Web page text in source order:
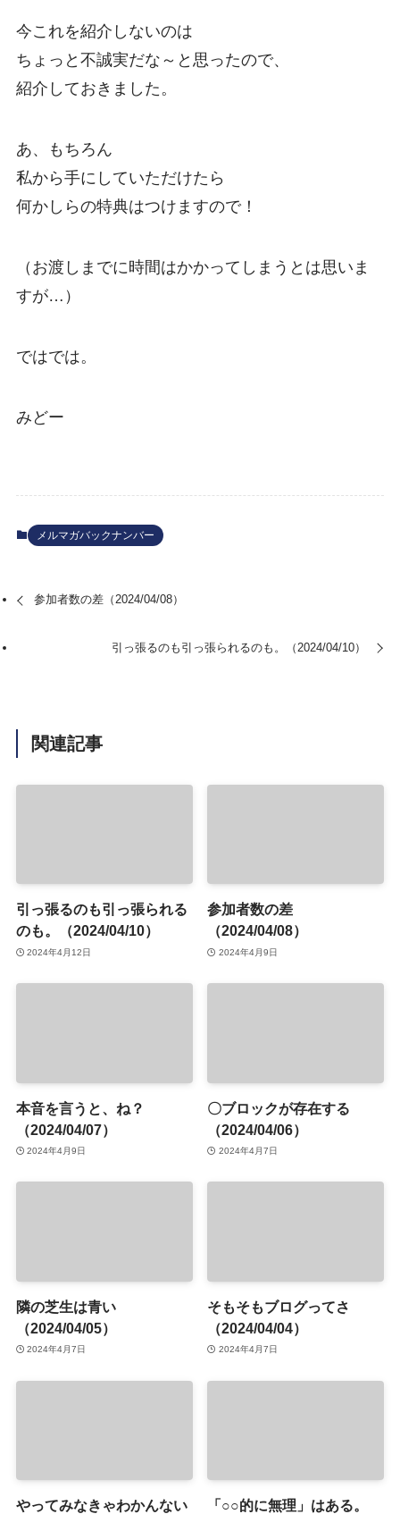
今これを紹介しないのは
ちょっと不誠実だな～と思ったので、
紹介しておきました。
あ、もちろん
私から手にしていただけたら
何かしらの特典はつけますので！
（お渡しまでに時間はかかってしまうとは思いま
すが…）
ではでは。
みどー
メルマガバックナンバー
参加者数の差（2024/04/08）
引っ張るのも引っ張られるのも。（2024/04/10）
関連記事
引っ張るのも引っ張られる
のも。（2024/04/10）
2024年4月12日
参加者数の差
（2024/04/08）
2024年4月9日
本音を言うと、ね？
（2024/04/07）
2024年4月9日
〇ブロックが存在する
（2024/04/06）
2024年4月7日
隣の芝生は青い
（2024/04/05）
2024年4月7日
そもそもブログってさ
（2024/04/04）
2024年4月7日
やってみなきゃわかんない 「○○的に無理」はある。